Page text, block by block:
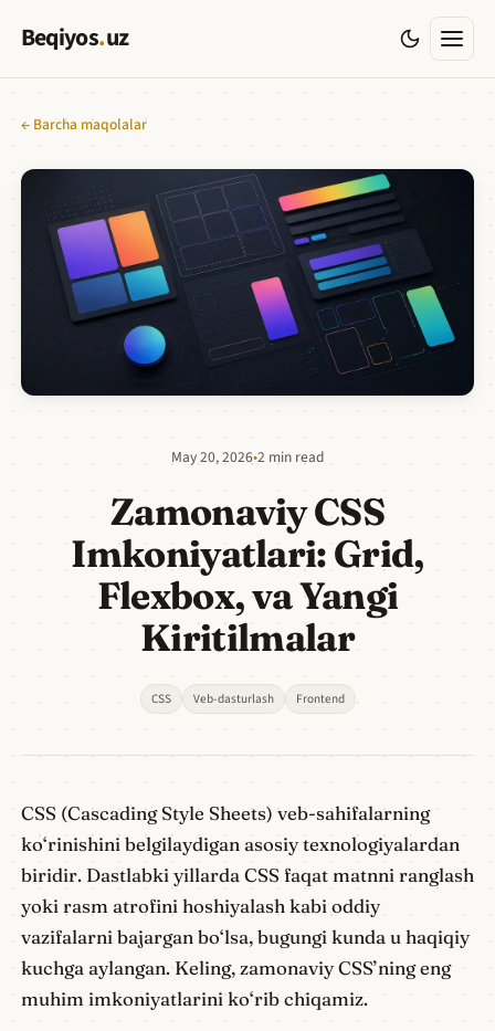
Beqiyos.uz
← Barcha maqolalar
May 20, 2026•2 min read
Zamonaviy CSS
Imkoniyatlari: Grid,
Flexbox, va Yangi
Kiritilmalar
CSS Veb-dasturlash Frontend
CSS (Cascading Style Sheets) veb-sahifalarning
ko‘rinishini belgilaydigan asosiy texnologiyalardan
biridir. Dastlabki yillarda CSS faqat matnni ranglash
yoki rasm atrofini hoshiyalash kabi oddiy
vazifalarni bajargan bo‘lsa, bugungi kunda u haqiqiy
kuchga aylangan. Keling, zamonaviy CSS’ning eng
muhim imkoniyatlarini ko‘rib chiqamiz.